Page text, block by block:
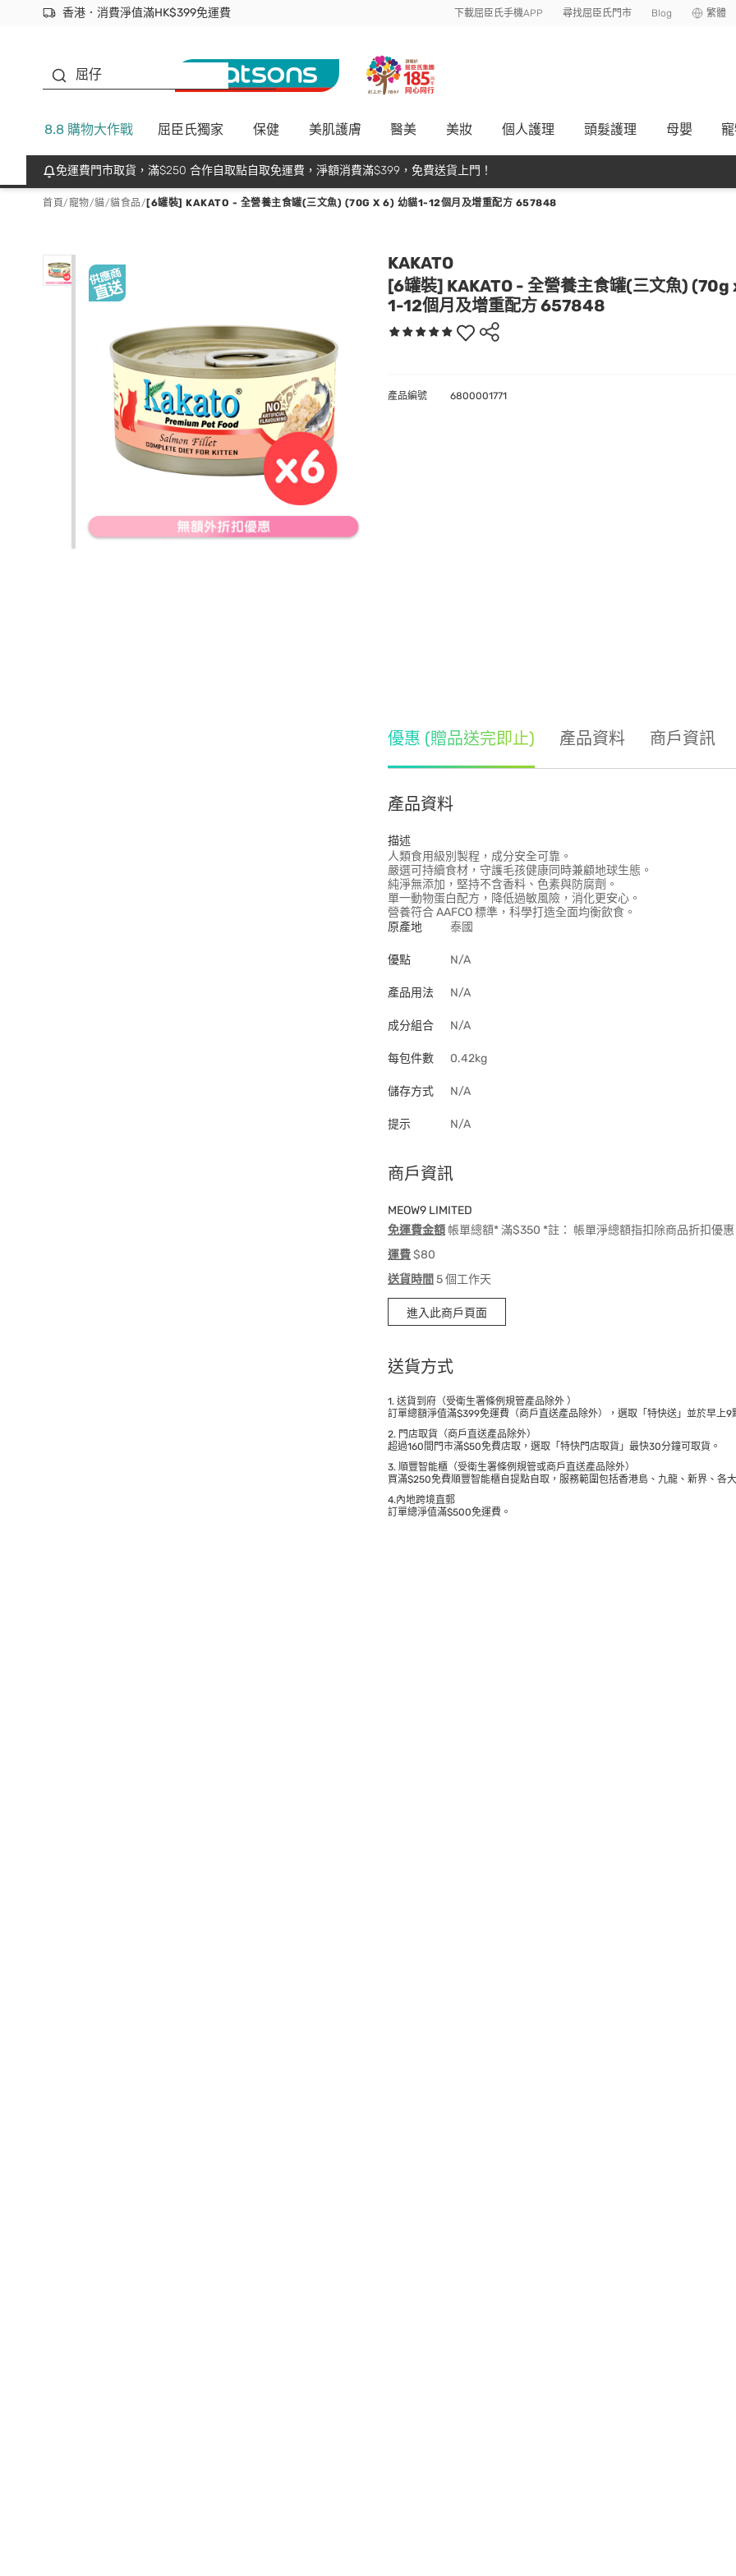
香港．消費淨值滿HK$399免運費
立即成為易賞錢會員盡享獨家優惠
首次APP下單買滿$450 輸入 NEWAPP 即減$50 下載屈臣氏手機APP 尋找屈臣氏門市 Blog 繁體
屈仔
8.8 購物大作戰 屈臣氏獨家 保健 美肌護膚 醫美 美妝 個人護理 頭髮護理 母嬰
免運費門市取貨，滿$250 合作自取點自取免運費，淨額消費滿$399，免費送貨上門！
首頁/寵物/貓/貓食品/ [6罐裝] KAKATO - 全營養主食罐(三文魚) (70G X 6) 幼貓1-12個月及增重配方 657848
KAKATO
[6罐裝] KAKATO - 全營養主食罐(三文魚) (70g
1-12個月及增重配方 657848
產品編號 6800001771
優惠 (贈品送完即止) 產品資料 商戶資訊
產品資料
描述
人類食用級別製程，成分安全可靠。
嚴選可持續食材，守護毛孩健康同時兼顧地球生態。
純淨無添加，堅持不含香料、色素與防腐劑。
單一動物蛋白配方，降低過敏風險，消化更安心。
營養符合 AAFCO 標準，科學打造全面均衡飲食。
原產地
泰國
優點 N/A
產品用法 N/A
成分組合 N/A
每包件數 0.42kg
儲存方式 N/A
提示 N/A
商戶資訊
MEOW9 LIMITED
免運費金額 帳單總額* 滿$350 *註： 帳單淨總額指扣除商品折扣優
運費$80
送貨時間 5 個工作天
進入此商戶頁面
送貨方式
1. 送貨到府（受衛生署條例規管產品除外 ）
訂單總額淨值滿$399免運費（商戶直送產品除外），選取「特快送」並於早上
2. 門店取貨（商戶直送產品除外）
超過160間門市滿$50免費店取，選取「特快門店取貨」最快30分鐘可取貨。
3. 順豐智能櫃（受衛生署條例規管或商戶直送產品除外）
買滿$250免費順豐智能櫃自提點自取，服務範圍包括香港島、九龍、新界、各
4.內地跨境直郵
訂單總淨值滿$500免運費。